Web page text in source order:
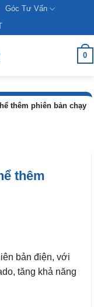
Góc Tư Vấn
0
thêm phiên bản chạy
thêm
bản điện, với
tăng khả năng